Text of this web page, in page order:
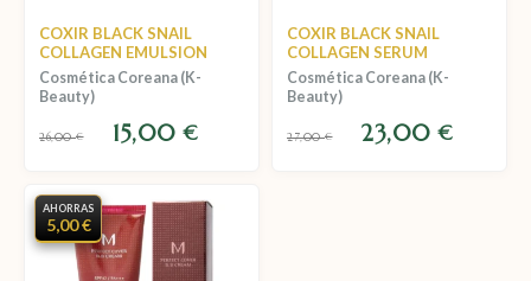
COXIR BLACK SNAIL
COLLAGEN EMULSION
Cosmética Coreana (K-
Beauty)
26,00€ 15,00€
COXIR BLACK SNAIL
COLLAGEN SERUM
Cosmética Coreana (K-
Beauty)
27,00€ 23,00€
AHORRAS
5,00 €